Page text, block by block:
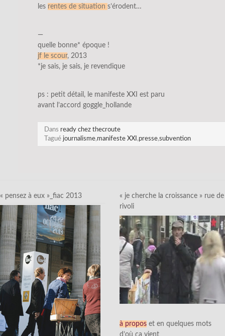
les rentes de situation s’érodent…
—
quelle bonne* époque !
jf le scour, 2013
*je sais, je sais, je revendique
ps : petit détail, le manifeste XXI est paru
avant l’accord goggle_hollande
Dans ready chez thecroute
Tagué journalisme,manifeste XXI ,presse,subvention
« pensez à eux »_fiac 2013
« je cherche la croissance » rue de
rivoli
à propos et en quelques mots
d’où ça vient